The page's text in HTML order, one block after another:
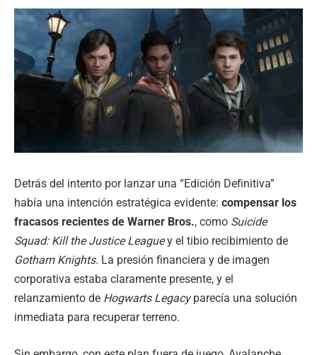
Detrás del intento por lanzar una “Edición Definitiva”
había una intención estratégica evidente: compensar los
fracasos recientes de Warner Bros., como Suicide
Squad: Kill the Justice Leaguey el tibio recibimiento de
Gotham Knights. La presión financiera y de imagen
corporativa estaba claramente presente, y el
relanzamiento de Hogwarts Legacyparecía una solución
inmediata para recuperar terreno.